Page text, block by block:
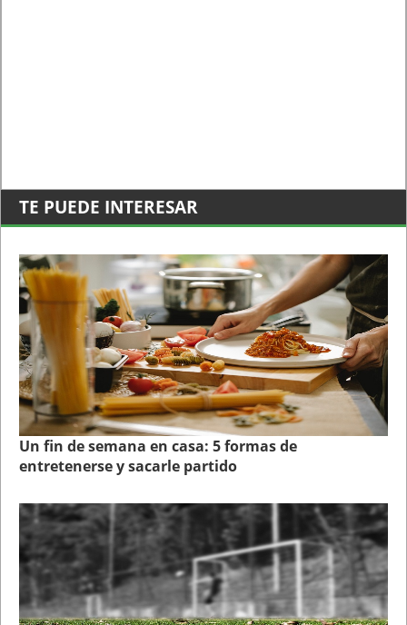
TE PUEDE INTERESAR
Un fin de semana en casa: 5 formas de
entretenerse y sacarle partido